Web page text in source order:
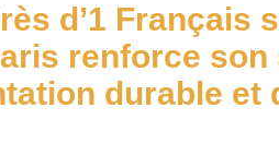
d’1 Français
renforce
durable et